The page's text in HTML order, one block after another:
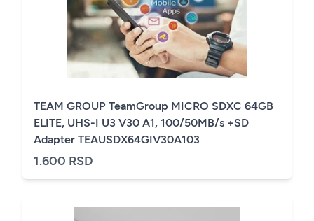
TEAM GROUP TeamGroup MICRO SDXC 64GB
ELITE, UHS-I U3 V30 A1, 100/50MB/s +SD
Adapter TEAUSDX64GIV30A103
1.600 RSD